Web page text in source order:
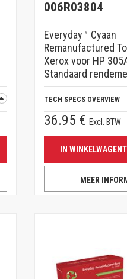
006R03804
Everyday™ Cyaan
Remanufactured
Xerox voor HP
Standaard
TECH SPECS OVERVIEW
36.95 € Excl. BTW
IN
MEER